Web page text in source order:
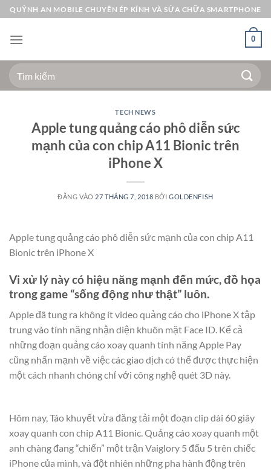
Bỏ
qua
nội
QUỲNH AN MOBILE CHUYÊN ÉP KÍNH VÀ SỬA CHỮA SMARTPHONE
0
Tìm
kiếm:
TECH NEWS
Apple tung quảng cáo phô diễn sức
mạnh của con chip A11 Bionic trên
iPhone X
ĐĂNG VÀO 27 THÁNG 7, 2018 BỞIGOLDENFISH
Apple tung quảng cáo phô diễn sức mạnh của con chip A11
Bionic trên iPhone X
Vi xử lý này có hiệu năng mạnh đến mức, đồ họa
trong game “sống động như thật” luôn.
Apple đã tung ra không ít video quảng cáo cho iPhone X tập
trung vào tính năng nhận diện khuôn mặt Face ID. Kể cả
những đoạn quảng cáo xoay quanh tính năng Apple Pay
cũng nhấn mạnh về việc các giao dịch có thể được thực hiện
một cách nhanh chóng chỉ với công nghệ quét 3D này.
Hôm nay, Táo khuyết vừa đăng tải một đoạn clip dài 60 giây
xoay quanh con chip A11 Bionic. Quảng cáo xoay quanh một
anh chàng đang “chiến” một trận Vaiglory 5 đấu 5 trên chiếc
iPhone của mình, và đột nhiên những pha hành động trên